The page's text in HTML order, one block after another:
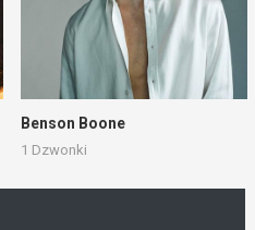
Benson Boone
1 Dzwonki